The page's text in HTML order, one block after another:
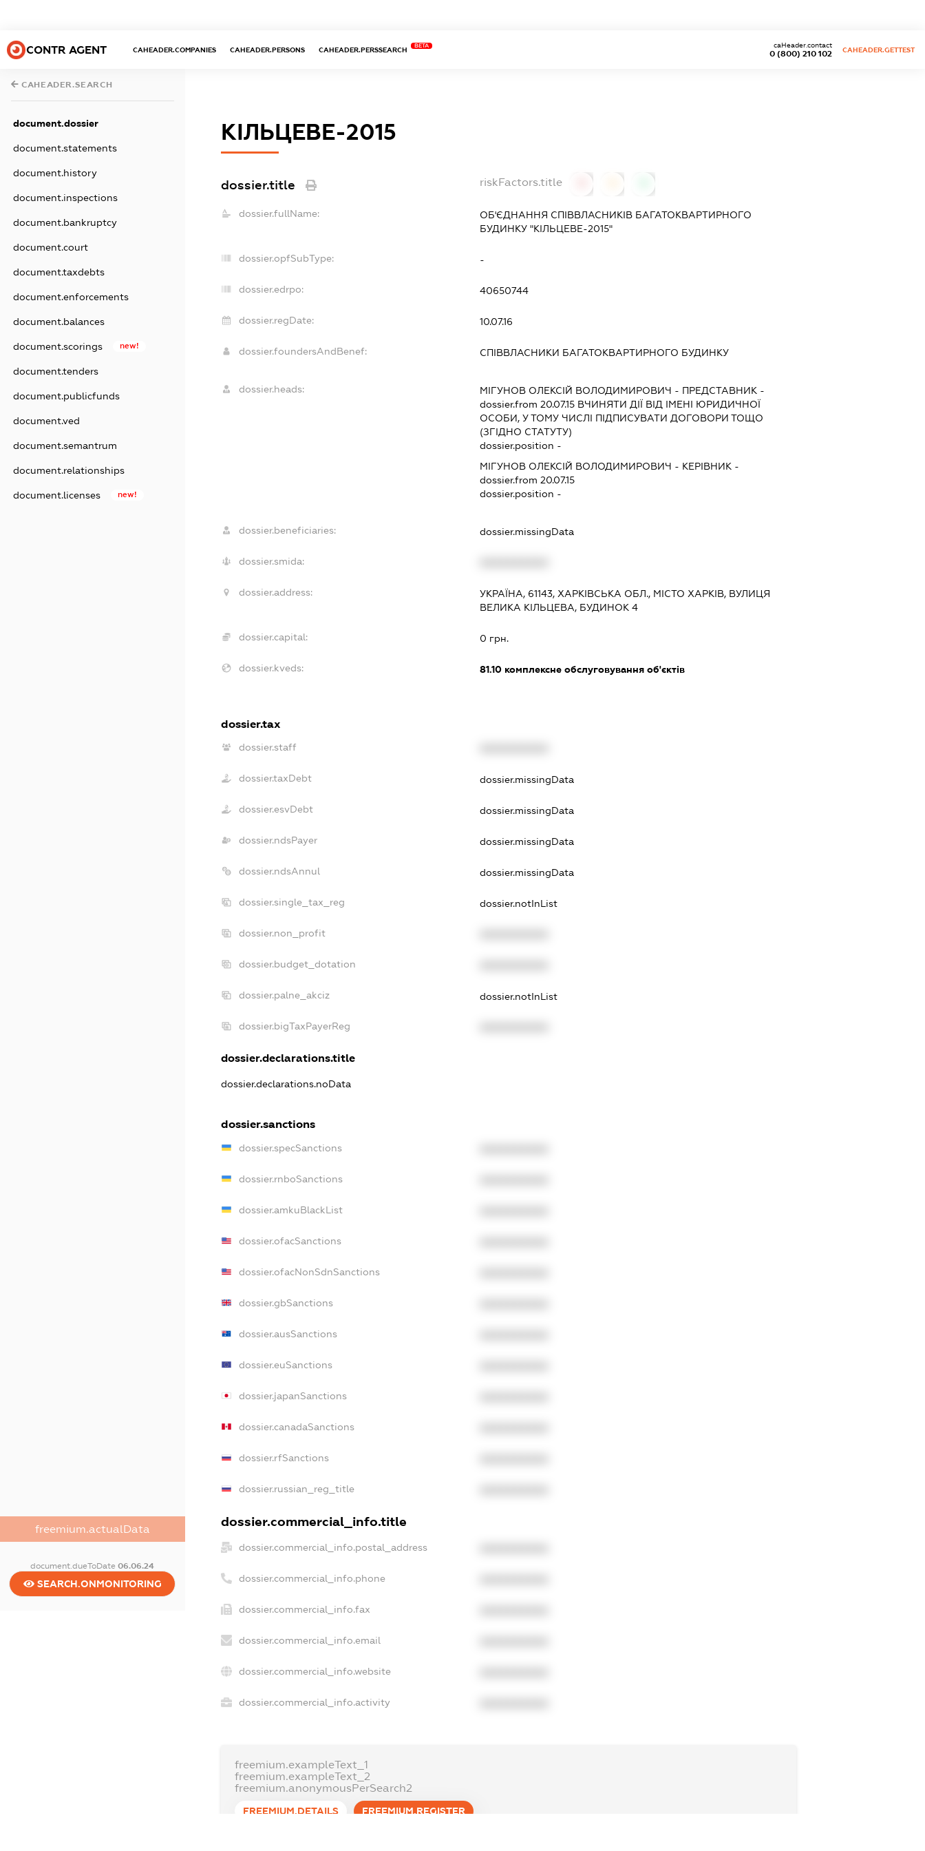
CONTR AGENT CAHEADER.COMPANIES CAHEADER.PERSONS CAHEADER.PERSSEARCH
BETA
0 (800) 210 102
caHeader.contact
CAHEADER.GETTEST
CAHEADER.SEARCH
document.dossier
document.statements
document.history
document.inspections
document.bankruptcy
document.court
document.taxdebts
document.enforcements
document.balances
document.scorings new!
document.tenders
document.publicfunds
document.ved
document.semantrum
document.relationships
document.licenses new!
freemium.actualData
document.dueToDate06.06.24
SEARCH.ONMONITORING
КІЛЬЦЕВЕ-2015
dossier.title riskFactors.title
dossier.fullName:
ОБ'ЄДНАННЯ СПІВВЛАСНИКІВ БАГАТОКВАРТИРНОГО
БУДИНКУ "КІЛЬЦЕВЕ-2015"
dossier.opfSubType: -
dossier.edrpo: 40650744
dossier.regDate: 10.07.16
dossier.foundersAndBenef: СПІВВЛАСНИКИ БАГАТОКВАРТИРНОГО БУДИНКУ
dossier.heads: МІГУНОВ ОЛЕКСІЙ ВОЛОДИМИРОВИЧ - ПРЕДСТАВНИК -
dossier.from 20.07.15 ВЧИНЯТИ ДІЇ ВІД ІМЕНІ ЮРИДИЧНОЇ
ОСОБИ, У ТОМУ ЧИСЛІ ПІДПИСУВАТИ ДОГОВОРИ ТОЩО
(ЗГІДНО СТАТУТУ)
dossier.position -
МІГУНОВ ОЛЕКСІЙ ВОЛОДИМИРОВИЧ - КЕРІВНИК -
dossier.from 20.07.15
dossier.position -
dossier.beneficiaries: dossier.missingData
dossier.smida:
dossier.address:
УКРАЇНА, 61143, ХАРКІВСЬКА ОБЛ., МІСТО ХАРКІВ, ВУЛИЦЯ
ВЕЛИКА КІЛЬЦЕВА, БУДИНОК 4
dossier.capital: 0 грн.
dossier.kveds: 81.10 комплексне обслуговування об'єктів
dossier.tax
dossier.staff
dossier.taxDebt dossier.missingData
dossier.esvDebt dossier.missingData
dossier.ndsPayer dossier.missingData
dossier.ndsAnnul dossier.missingData
dossier.single_tax_reg dossier.notInList
dossier.non_profit
dossier.budget_dotation
dossier.palne_akciz dossier.notInList
dossier.bigTaxPayerReg
dossier.declarations.title
dossier.declarations.noData
dossier.sanctions
dossier.specSanctions
dossier.rnboSanctions
dossier.amkuBlackList
dossier.ofacSanctions
dossier.ofacNonSdnSanctions
dossier.gbSanctions
dossier.ausSanctions
dossier.euSanctions
dossier.japanSanctions
dossier.canadaSanctions
dossier.rfSanctions
dossier.russian_reg_title
dossier.commercial_info.title
dossier.commercial_info.postal_address
dossier.commercial_info.phone
dossier.commercial_info.fax
dossier.commercial_info.email
dossier.commercial_info.website
dossier.commercial_info.activity
freemium.exampleText_1
freemium.exampleText_2
freemium.anonymousPerSearch2
FREEMIUM.DETAILS FREEMIUM.REGISTER